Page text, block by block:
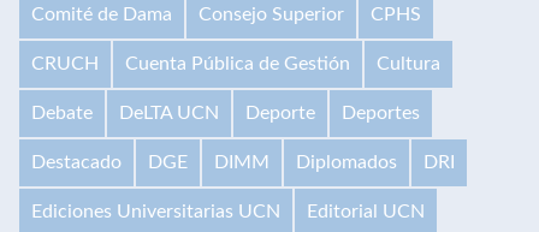
Comité de Dama Consejo Superior CPHS
CRUCH Cuenta Pública de Gestión Cultura
Debate DeLTA UCN Deporte Deportes
Destacado DGE DIMM Diplomados DRI
Ediciones Universitarias UCN Editorial UCN